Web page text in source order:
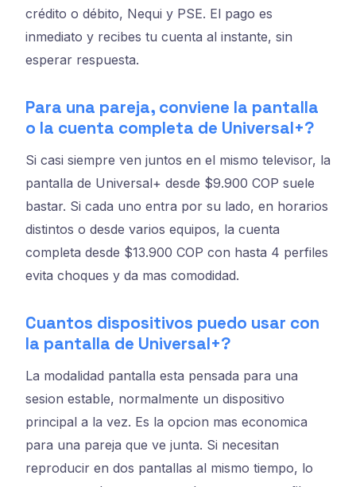
crédito o débito, Nequi y PSE. El pago es
inmediato y recibes tu cuenta al instante, sin
esperar respuesta.
Para una pareja, conviene la pantalla
o la cuenta completa de Universal+?
Si casi siempre ven juntos en el mismo televisor, la
pantalla de Universal+ desde $9.900 COP suele
bastar. Si cada uno entra por su lado, en horarios
distintos o desde varios equipos, la cuenta
completa desde $13.900 COP con hasta 4 perfiles
evita choques y da mas comodidad.
Cuantos dispositivos puedo usar con
la pantalla de Universal+?
La modalidad pantalla esta pensada para una
sesion estable, normalmente un dispositivo
principal a la vez. Es la opcion mas economica
para una pareja que ve junta. Si necesitan
reproducir en dos pantallas al mismo tiempo, lo